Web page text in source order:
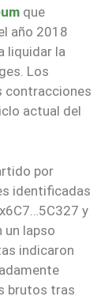
que
año 2018
liquidar la
Los
contracciones
actual del
por
identificadas
y
un lapso
indicaron
brutos tras